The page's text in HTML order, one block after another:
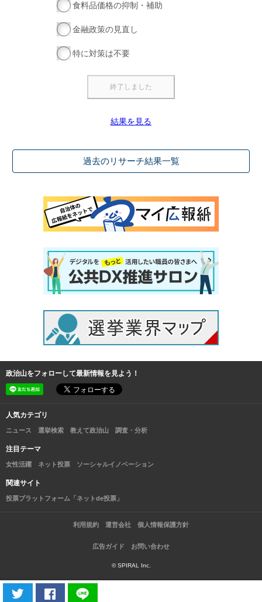
食料品価格の抑制・補助
金融政策の見直し
特に対策は不要
結果を見る
過去のリサーチ結果一覧
政治山をフォローして最新情報を見よう！
人気カテゴリ
ニュース 選挙検索 教えて政治山 調査・分析
注目テーマ
女性活躍 ネット投票 ソーシャルイノベーション
関連サイト
投票プラットフォーム「ネットde投票」
利用規約 運営会社 個人情報保護方針
広告ガイド お問い合わせ
© SPIRAL Inc.